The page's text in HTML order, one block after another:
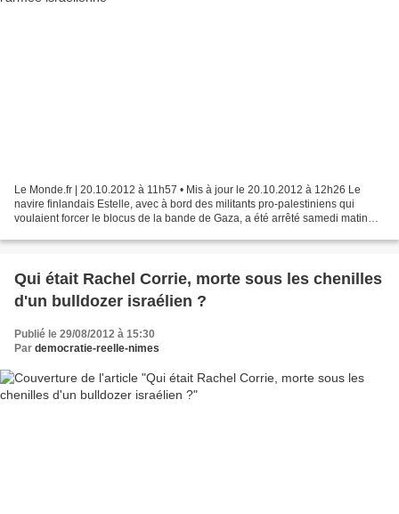
Le Monde.fr | 20.10.2012 à 11h57 • Mis à jour le 20.10.2012 à 12h26 Le
navire finlandais Estelle, avec à bord des militants pro-palestiniens qui
voulaient forcer le blocus de la bande de Gaza, a été arrêté samedi matin
Qui était Rachel Corrie, morte sous les chenilles
d'un bulldozer israélien ?
Publié le 29/08/2012 à 15:30
Par democratie-reelle-nimes